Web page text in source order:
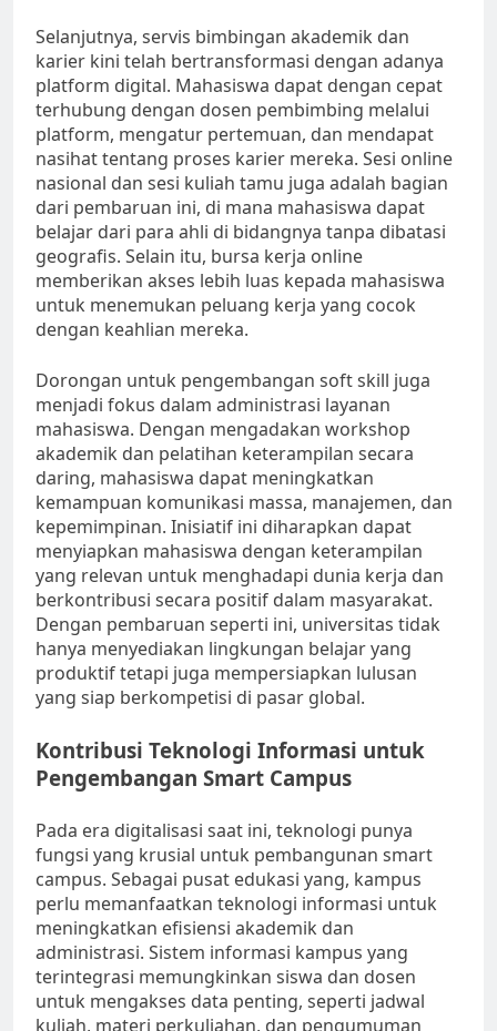
Selanjutnya, servis bimbingan akademik dan
karier kini telah bertransformasi dengan adanya
platform digital. Mahasiswa dapat dengan cepat
terhubung dengan dosen pembimbing melalui
platform, mengatur pertemuan, dan mendapat
nasihat tentang proses karier mereka. Sesi online
nasional dan sesi kuliah tamu juga adalah bagian
dari pembaruan ini, di mana mahasiswa dapat
belajar dari para ahli di bidangnya tanpa dibatasi
geografis. Selain itu, bursa kerja online
memberikan akses lebih luas kepada mahasiswa
untuk menemukan peluang kerja yang cocok
dengan keahlian mereka.
Dorongan untuk pengembangan soft skill juga
menjadi fokus dalam administrasi layanan
mahasiswa. Dengan mengadakan workshop
akademik dan pelatihan keterampilan secara
daring, mahasiswa dapat meningkatkan
kemampuan komunikasi massa, manajemen, dan
kepemimpinan. Inisiatif ini diharapkan dapat
menyiapkan mahasiswa dengan keterampilan
yang relevan untuk menghadapi dunia kerja dan
berkontribusi secara positif dalam masyarakat.
Dengan pembaruan seperti ini, universitas tidak
hanya menyediakan lingkungan belajar yang
produktif tetapi juga mempersiapkan lulusan
yang siap berkompetisi di pasar global.
Kontribusi Teknologi Informasi untuk
Pengembangan Smart Campus
Pada era digitalisasi saat ini, teknologi punya
fungsi yang krusial untuk pembangunan smart
campus. Sebagai pusat edukasi yang, kampus
perlu memanfaatkan teknologi informasi untuk
meningkatkan efisiensi akademik dan
administrasi. Sistem informasi kampus yang
terintegrasi memungkinkan siswa dan dosen
untuk mengakses data penting, seperti jadwal
kuliah, materi perkuliahan, dan pengumuman